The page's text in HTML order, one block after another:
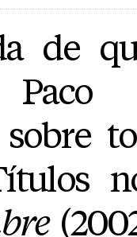
de
sobre